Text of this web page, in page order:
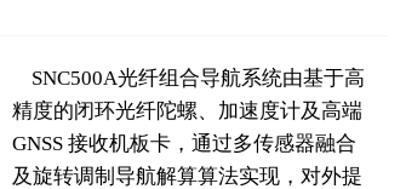
SNC500A光纤组合导航系统由基于高
精度的闭环光纤陀螺、加速度计及高端
GNSS 接收机板卡，通过多传感器融合
及旋转调制导航解算算法实现，对外提